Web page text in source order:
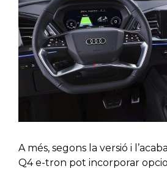
A més, segons la versió i
Q4 e-tron pot incorporar